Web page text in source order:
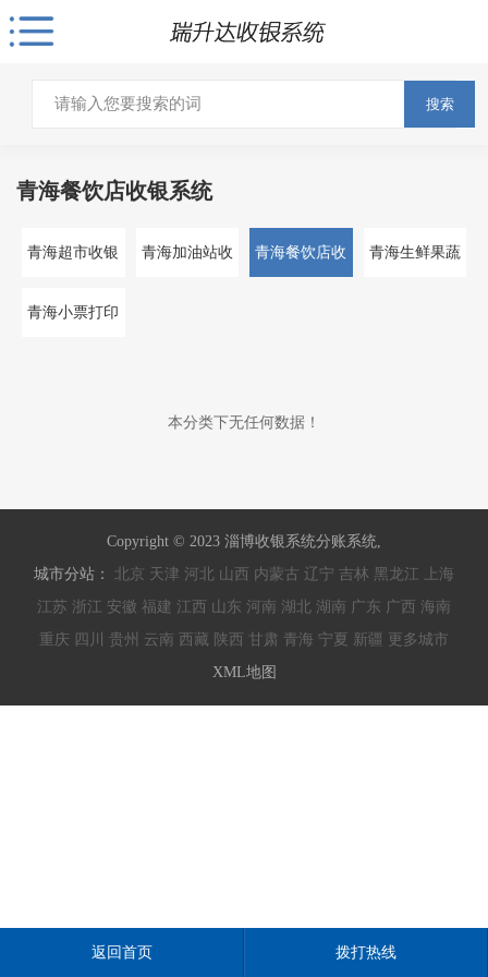
搜索
青海餐饮店收银系统
青海超市收银
系统
青海加油站收 青海餐饮店收 青海生鲜果蔬
青海小票打印
本分类下无任何数据！
Copyright © 2023 淄博收银系统分账系统,
城市分站： 北京 天津 河北 山西 内蒙古 辽宁 吉林 黑龙江
上海
江苏 浙江 安徽 福建 江西 山东 河南 湖北 湖南 广东 广西 海南
重庆 四川 贵州 云南 西藏 陕西 甘肃 青海 宁夏 新疆 更多城市
XML地图
返回首页 拨打热线